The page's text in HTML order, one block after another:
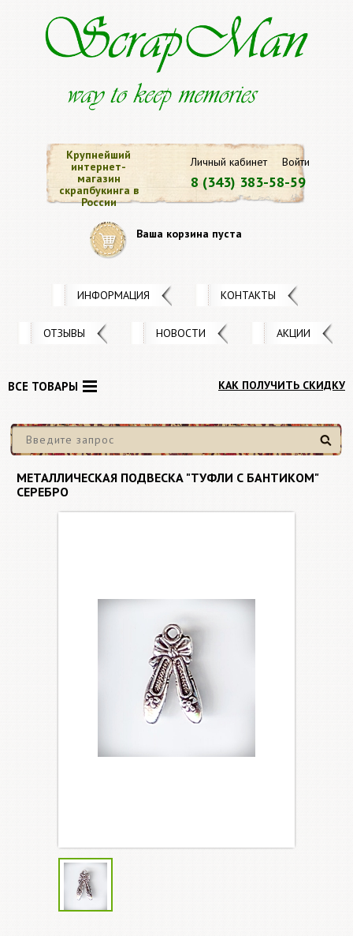
Личный кабинет Войти
8 (343) 383-58-59
Крупнейший
интернет-
магазин
скрапбукинга в
России
Ваша корзина пуста
ИНФОРМАЦИЯ КОНТАКТЫ
ОТЗЫВЫ НОВОСТИ АКЦИИ
КАК ПОЛУЧИТЬ СКИДКУ
Найти
ВСЕ ТОВАРЫ
МЕТАЛЛИЧЕСКАЯ ПОДВЕСКА "ТУФЛИ С БАНТИКОМ"
СЕРЕБРО